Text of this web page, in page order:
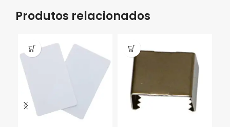
Produtos relacionados